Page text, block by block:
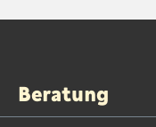
Beratung